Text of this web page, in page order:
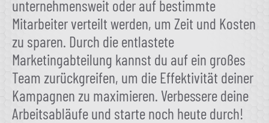
unternehmensweit oder auf bestimmte
Mitarbeiter verteilt werden, um Zeit und Kosten
zu sparen. Durch die entlastete
Marketingabteilung kannst du auf ein großes
Team zurückgreifen, um die Effektivität deiner
Kampagnen zu maximieren. Verbessere deine
Arbeitsabläufe und starte noch heute durch!